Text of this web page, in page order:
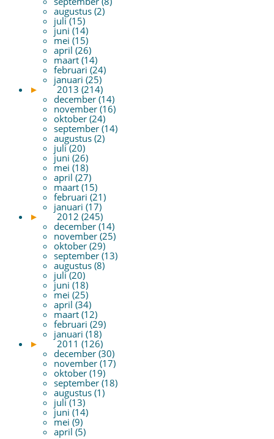
augustus (2)
juli (15)
juni (14)
mei (15)
april (26)
maart (14)
februari (24)
januari (25)
►
2013 (214)
december (14)
november (16)
oktober (24)
september (14)
augustus (2)
juli (20)
juni (26)
mei (18)
april (27)
maart (15)
februari (21)
januari (17)
►
2012 (245)
december (14)
november (25)
oktober (29)
september (13)
augustus (8)
juli (20)
juni (18)
mei (25)
april (34)
maart (12)
februari (29)
januari (18)
►
2011 (126)
december (30)
november (17)
oktober (19)
september (18)
augustus (1)
juli (13)
juni (14)
mei (9)
april (5)